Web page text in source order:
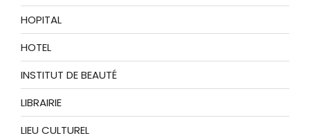
HOPITAL
HOTEL
INSTITUT DE BEAUTÉ
LIBRAIRIE
LIEU CULTUREL